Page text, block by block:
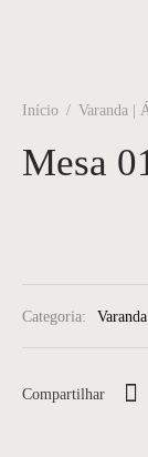
Início / Varanda |
Mesa
Categoria:
Compartilhar